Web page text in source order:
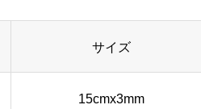
サイズ
15cmx3mm